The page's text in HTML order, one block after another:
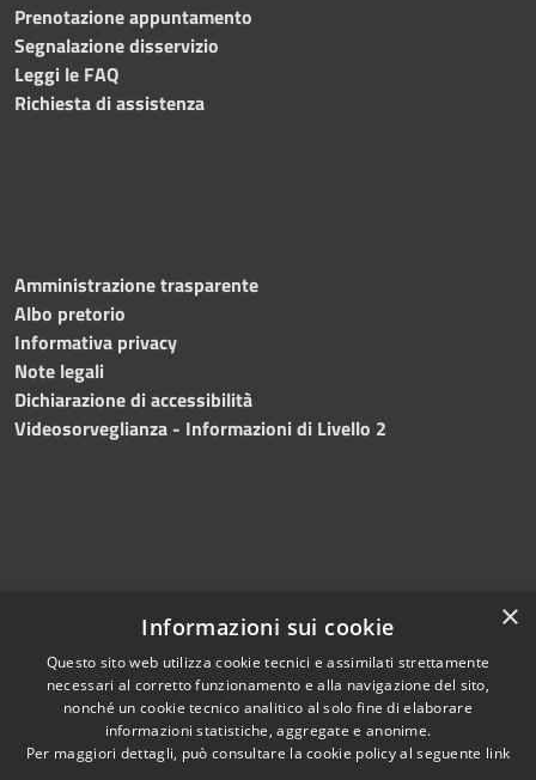
Prenotazione appuntamento
Segnalazione disservizio
Leggi le FAQ
Richiesta di assistenza
Amministrazione trasparente
Albo pretorio
Informativa privacy
Note legali
Dichiarazione di accessibilità
Videosorveglianza - Informazioni di Livello 2
Accessibilità
Privacy
Copyright © 2024 •
Comune di Mazara del
Vallo• Powered
×
Informazioni sui cookie
Questo sito web utilizza cookie tecnici e assimilati strettamente
necessari al corretto funzionamento e alla navigazione del sito,
nonché un cookie tecnico analitico al solo fine di elaborare
informazioni statistiche, aggregate e anonime.
Per maggiori dettagli, può consultare la cookie policy al seguente link